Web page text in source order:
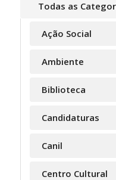
Todas as
Ação Social
Ambiente
Biblioteca
Candidaturas
Canil
Centro Cultural